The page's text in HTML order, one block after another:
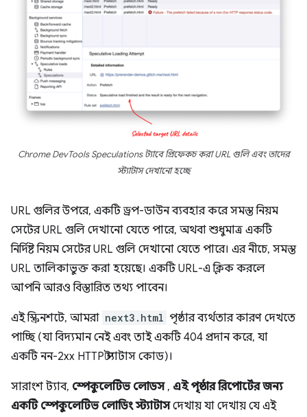
Chrome DevTools Speculations ট্যাবে প্রিফেকচ করা URL গুলি এবং তাদের
স্ট্যাটাস দেখানো হচ্ছে
URL গুলির উপরে, একটি ড্রপ-ডাউন ব্যবহার করে সমস্ত নিয়ম
সেটের URL গুলি দেখানো যেতে পারে, অথবা শুধুমাত্র একটি
নির্দিষ্ট নিয়ম সেটের URL গুলি দেখানো যেতে পারে। এর নীচে, সমস্ত
URL তালিকাভুক্ত করা হয়েছে। একটি URL-এ ক্লিক করলে
আপনি আরও বিস্তারিত তথ্য পাবেন।
এই স্ক্রিনশটে, আমরা next3.html পৃষ্ঠার ব্যর্থতার কারণ দেখতে
পাচ্ছি (যা বিদ্যমান নেই এবং তাই একটি 404 প্রদান করে, যা
একটি নন-2xx HTTP স্ট্যাটাস কোড)।
সারাংশ ট্যাব, স্পেকুলেটিভ লোডস, এই পৃষ্ঠার রিপোর্টের জন্য
একটি স্পেকুলেটিভ লোডিং স্ট্যাটাসদেখায় যা দেখায় যে এই